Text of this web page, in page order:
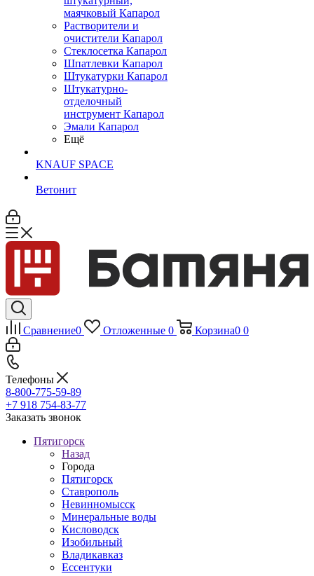
маячковый Капарол
Растворители и
очистители Капарол
Cтеклосетка Капарол
Шпатлевки Капарол
Штукатурки Капарол
Штукатурно-
отделочный
инструмент Капарол
Эмали Капарол
Ещё
KNAUF SPACE
Ветонит
Сравнение0 Отложенные 0 Корзина0 0
Телефоны
8-800-775-59-89
+7 918 754-83-77
Заказать звонок
Пятигорск
Назад
Города
Пятигорск
Ставрополь
Невинномысск
Минеральные воды
Кисловодск
Изобильный
Владикавказ
Ессентуки